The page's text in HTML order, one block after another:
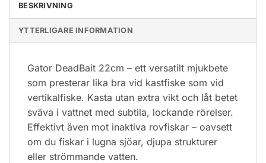
BESKRIVNING
YTTERLIGARE INFORMATION
Gator DeadBait 22cm – ett versatilt mjukbete
som presterar lika bra vid kastfiske som vid
vertikalfiske. Kasta utan extra vikt och låt betet
sväva i vattnet med subtila, lockande rörelser.
Effektivt även mot inaktiva rovfiskar – oavsett
om du fiskar i lugna sjöar, djupa strukturer
eller strömmande vatten.